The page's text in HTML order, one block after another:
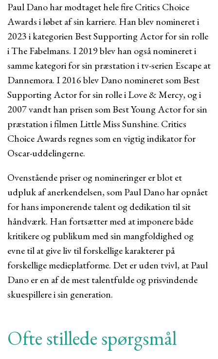
Paul Dano har modtaget hele fire Critics Choice
Awards i løbet af sin karriere. Han blev nomineret i
2023 i kategorien Best Supporting Actor for sin rolle
i The Fabelmans. I 2019 blev han også nomineret i
samme kategori for sin præstation i tv-serien Escape at
Dannemora. I 2016 blev Dano nomineret som Best
Supporting Actor for sin rolle i Love & Mercy, og i
2007 vandt han prisen som Best Young Actor for sin
præstation i filmen Little Miss Sunshine. Critics
Choice Awards regnes som en vigtig indikator for
Oscar-uddelingerne.
Ovenstående priser og nomineringer er blot et
udpluk af anerkendelsen, som Paul Dano har opnået
for hans imponerende talent og dedikation til sit
håndværk. Han fortsætter med at imponere både
kritikere og publikum med sin mangfoldighed og
evne til at give liv til forskellige karakterer på
forskellige medieplatforme. Det er uden tvivl, at Paul
Dano er en af ​​de mest talentfulde og prisvindende
skuespillere i sin generation.
Ofte stillede spørgsmål